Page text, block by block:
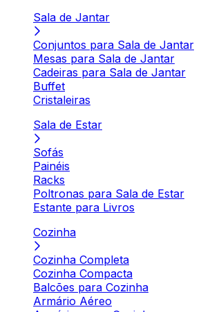
Sala de Jantar
Conjuntos para Sala de Jantar
Mesas para Sala de Jantar
Cadeiras para Sala de Jantar
Buffet
Cristaleiras
Sala de Estar
Sofás
Painéis
Racks
Poltronas para Sala de Estar
Estante para Livros
Cozinha
Cozinha Completa
Cozinha Compacta
Balcões para Cozinha
Armário Aéreo